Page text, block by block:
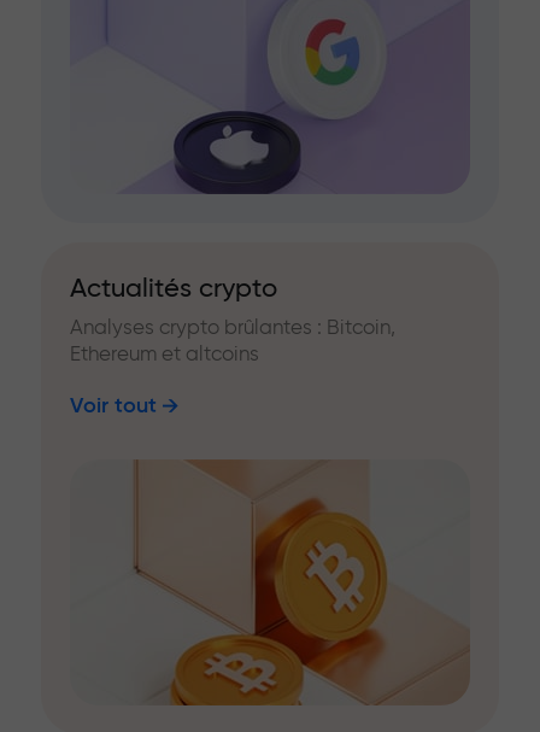
Actualités crypto
Analyses crypto brûlantes : Bitcoin,
Ethereum et altcoins
Voir tout